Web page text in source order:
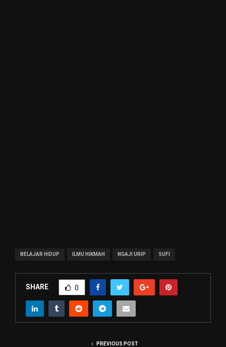
BELAJAR HIDUP ILMU HIKMAH NGAJI URIP SUFI
SHARE 0
PREVIOUS POST